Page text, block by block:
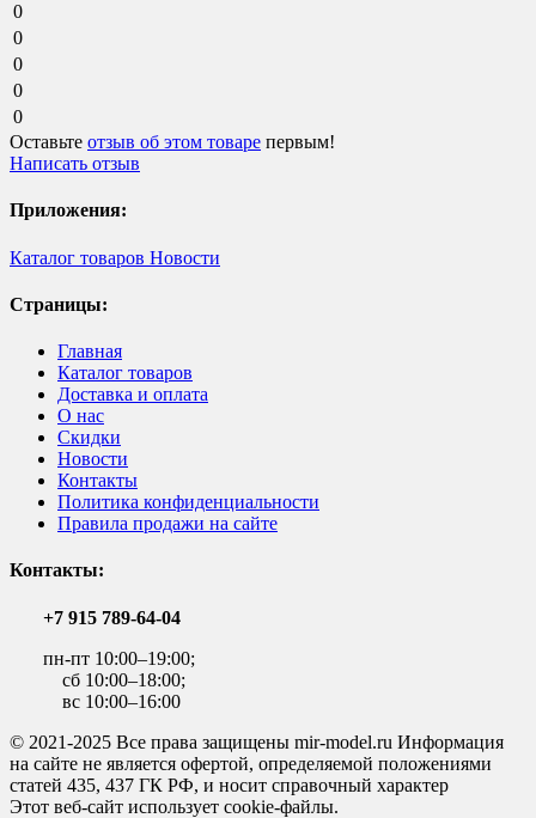
0
0
0
0
0
Оставьте отзыв об этом товаре первым!
Написать отзыв
Приложения:
Каталог товаров Новости
Страницы:
Главная
Каталог товаров
Доставка и оплата
О нас
Скидки
Новости
Контакты
Политика конфиденциальности
Правила продажи на сайте
Контакты:
+7 915 789-64-04
пн-пт 10:00–19:00;
сб 10:00–18:00;
вс 10:00–16:00
© 2021-2025 Все права защищены mir-model.ru Информация
на сайте не является офертой, определяемой положениями
статей 435, 437 ГК РФ, и носит справочный характер
Этот веб-сайт использует cookie-файлы.